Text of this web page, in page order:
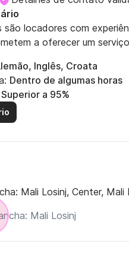
são locadores com
a oferecer um
Inglês, Croata
Dentro de algumas horas
Superior a 95%
Mali Losinj, Center, Mali